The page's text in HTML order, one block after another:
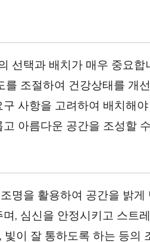
선택과 배치가 매우 중요합
조절하여 건강상태를 개
사항을 고려하여 배치해
아름다운 공간을 조성할
명을 활용하여 공간을 밝게
, 심신을 안정시키고 스트
이 잘 통하도록 하는 등의